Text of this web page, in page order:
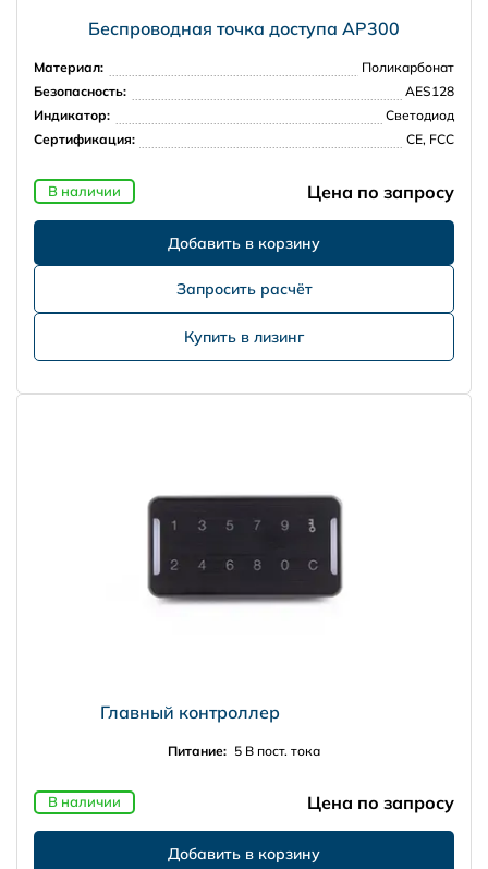
Беспроводная точка доступа AP300
Материал:
Поликарбонат
Безопасность:
AES128
Индикатор:
Светодиод
Сертификация:
CE, FCC
В наличии Цена по запросу
Запросить расчёт
Купить в лизинг
Главный контроллер
Питание: 5 В пост. тока
В наличии Цена по запросу